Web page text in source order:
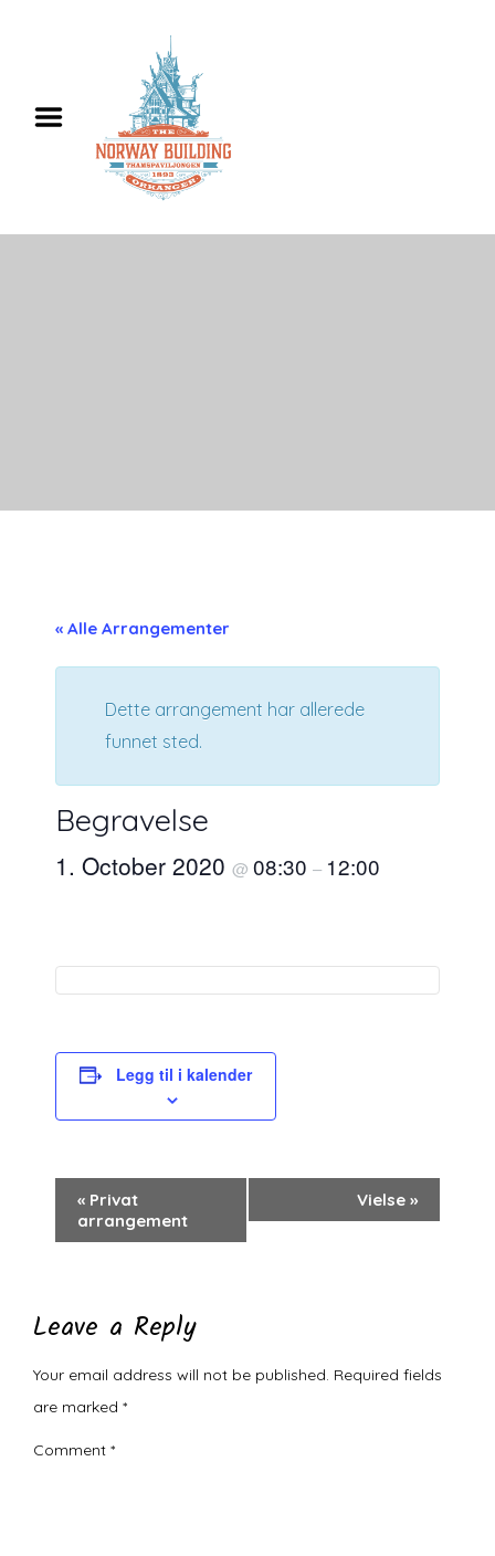
« Alle Arrangementer
Dette arrangement har allerede
funnet sted.
Begravelse
1. October 2020 @ 08:30 – 12:00
Legg til i kalender
Arrangement
navigasjon
« Privat
arrangement
Vielse »
Leave a Reply
Your email address will not be published. Required fields
are marked *
Comment *
Utleie